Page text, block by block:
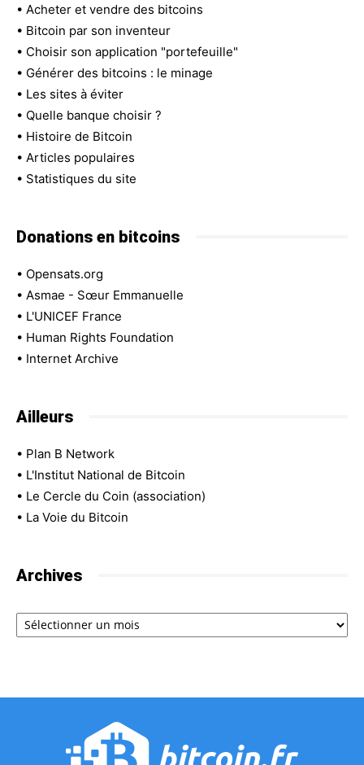
• Acheter et vendre des bitcoins
• Bitcoin par son inventeur
• Choisir son application "portefeuille"
• Générer des bitcoins : le minage
• Les sites à éviter
• Quelle banque choisir ?
• Histoire de Bitcoin
• Articles populaires
• Statistiques du site
Donations en bitcoins
• Opensats.org
• Asmae - Sœur Emmanuelle
• L'UNICEF France
• Human Rights Foundation
• Internet Archive
Ailleurs
• Plan B Network
• L'Institut National de Bitcoin
• Le Cercle du Coin (association)
• La Voie du Bitcoin
Archives
Archives